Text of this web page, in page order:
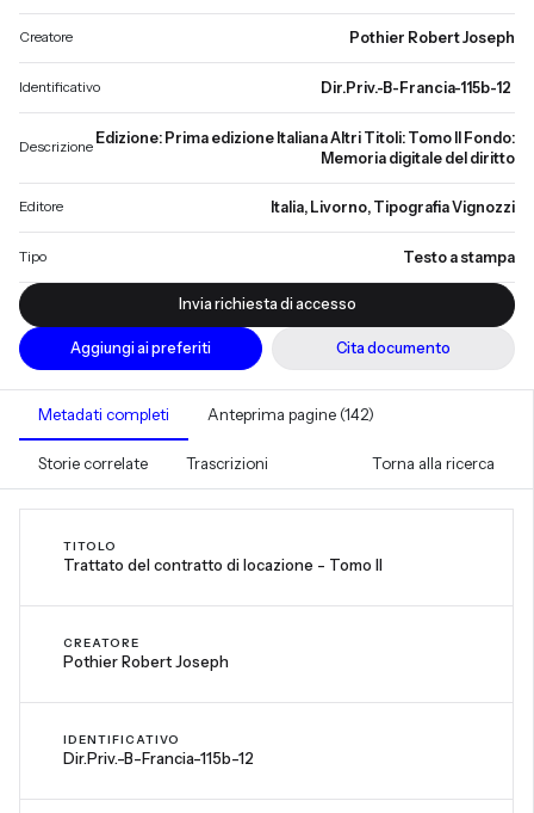
Creatore Pothier Robert Joseph
Identificativo Dir.Priv.-B-Francia-115b-12
Descrizione
Edizione: Prima edizione Italiana Altri Titoli: Tomo II Fondo:
Memoria digitale del diritto
Editore Italia, Livorno, Tipografia Vignozzi
Tipo Testo a stampa
Invia richiesta di accesso
Aggiungi ai preferiti Cita documento
Metadati completi Anteprima pagine (142)
Storie correlate Trascrizioni Torna alla ricerca
TITOLO
Trattato del contratto di locazione - Tomo II
CREATORE
Pothier Robert Joseph
IDENTIFICATIVO
Dir.Priv.-B-Francia-115b-12